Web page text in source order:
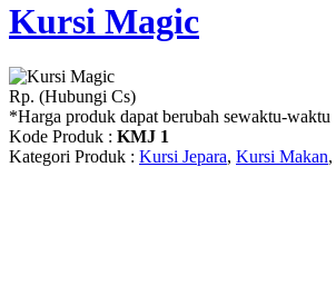
Kursi Magic
Rp. (Hubungi Cs)
*Harga produk dapat berubah sewaktu-waktu
Kode Produk : KMJ 1
Kategori Produk : Kursi Jepara, Kursi Makan,